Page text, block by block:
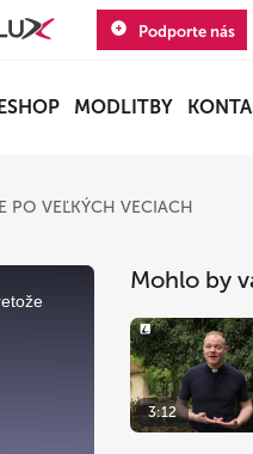
Podporte nás
MODLITBY
PO VEĽKÝCH VECIACH
Mohlo by
3:12